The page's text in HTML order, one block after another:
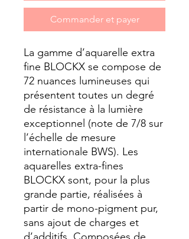
Commander et payer
La gamme d’aquarelle extra
fine BLOCKX se compose de
72 nuances lumineuses qui
présentent toutes un degré
de résistance à la lumière
exceptionnel (note de 7/8 sur
l’échelle de mesure
internationale BWS). Les
aquarelles extra-fines
BLOCKX sont, pour la plus
grande partie, réalisées à
partir de mono-pigment pur,
sans ajout de charges et